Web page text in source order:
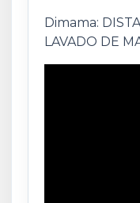
Dimama:
LAVADO DE